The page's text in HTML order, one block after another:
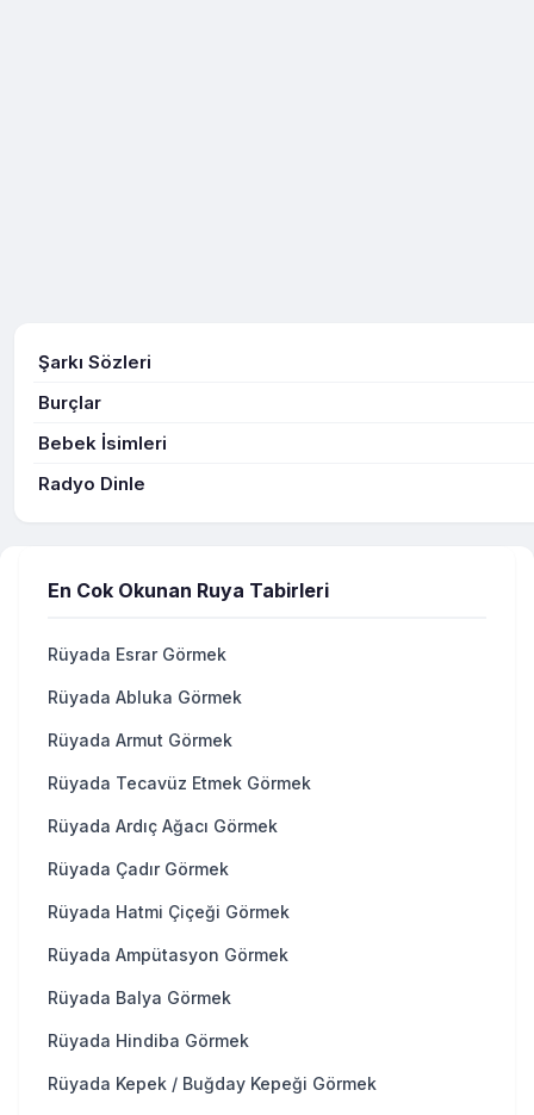
Şarkı Sözleri
Burçlar
Bebek İsimleri
Radyo Dinle
En Cok Okunan Ruya Tabirleri
Rüyada Esrar Görmek
Rüyada Abluka Görmek
Rüyada Armut Görmek
Rüyada Tecavüz Etmek Görmek
Rüyada Ardıç Ağacı Görmek
Rüyada Çadır Görmek
Rüyada Hatmi Çiçeği Görmek
Rüyada Ampütasyon Görmek
Rüyada Balya Görmek
Rüyada Hindiba Görmek
Rüyada Kepek / Buğday Kepeği Görmek